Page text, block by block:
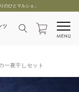
ひとマルシェ」
一夜干しセット